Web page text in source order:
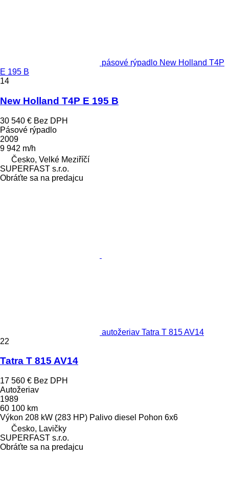
pásové rýpadlo New Holland T4P
E 195 B
14
New Holland T4P E 195 B
30 540 € Bez DPH
Pásové rýpadlo
2009
9 942 m/h
Česko, Velké Meziříčí
SUPERFAST s.r.o.
Obráťte sa na predajcu
autožeriav Tatra T 815 AV14
22
Tatra T 815 AV14
17 560 € Bez DPH
Autožeriav
1989
60 100 km
Výkon 208 kW (283 HP) Palivo diesel Pohon 6x6
Česko, Lavičky
SUPERFAST s.r.o.
Obráťte sa na predajcu